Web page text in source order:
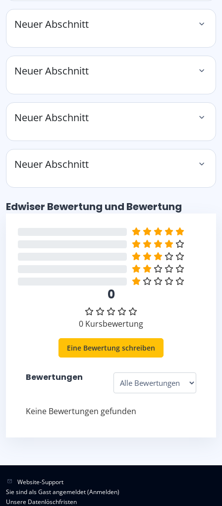
Neuer Abschnitt
Neuer Abschnitt
Neuer Abschnitt
Neuer Abschnitt
Edwiser Bewertung und Bewertung überspringen
Edwiser Bewertung und Bewertung
0
0 Kursbewertung
Eine Bewertung schreiben
Bewertungen
Keine Bewertungen gefunden
Website-Support
Sie sind als Gast angemeldet (Anmelden)
Unsere Datenlöschfristen